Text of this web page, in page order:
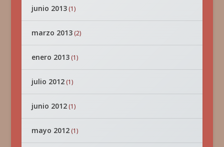
junio 2013(1)
marzo 2013(2)
enero 2013(1)
julio 2012(1)
junio 2012(1)
mayo 2012(1)